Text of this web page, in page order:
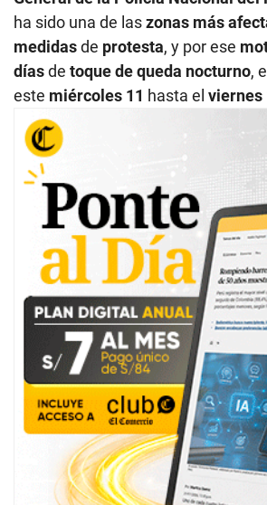
ha sido una de laszonas más
medidasde protesta, y por ese
díasde toque de queda nocturno,
este miércoles 11 hasta el viernes